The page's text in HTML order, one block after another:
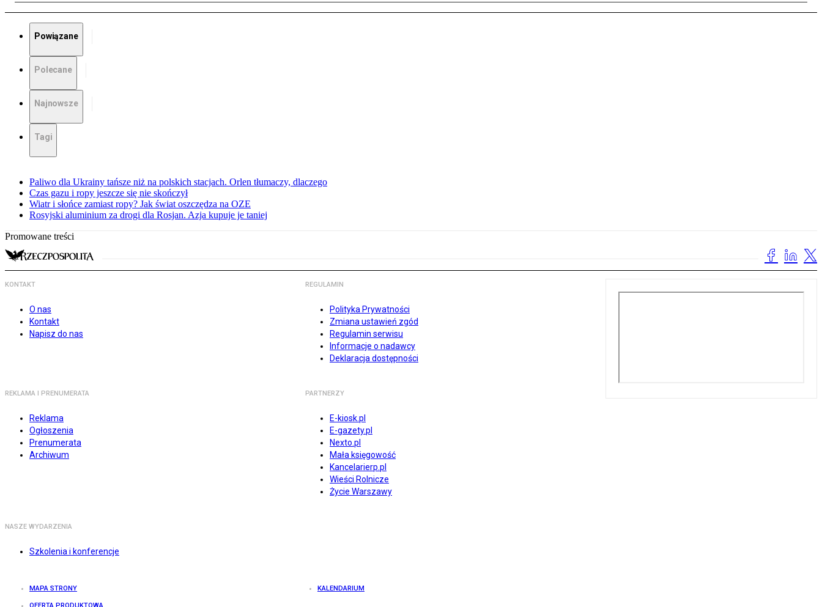
Powiązane
Polecane
Najnowsze
Tagi
Paliwo dla Ukrainy tańsze niż na polskich stacjach. Orlen tłumaczy, dlaczego
Czas gazu i ropy jeszcze się nie skończył
Wiatr i słońce zamiast ropy? Jak świat oszczędza na OZE
Rosyjski aluminium za drogi dla Rosjan. Azja kupuje je taniej
Promowane treści
KONTAKT
O nas
Kontakt
Napisz do nas
REGULAMIN
Polityka Prywatności
Zmiana ustawień zgód
Regulamin serwisu
Informacje o nadawcy
Deklaracja dostępności
REKLAMA I PRENUMERATA
Reklama
Ogłoszenia
Prenumerata
Archiwum
PARTNERZY
E-kiosk.pl
E-gazety.pl
Nexto.pl
Mała księgowość
Kancelarierp.pl
Wieści Rolnicze
Życie Warszawy
NASZE WYDARZENIA
Szkolenia i konferencje
MAPA STRONY KALENDARIUM